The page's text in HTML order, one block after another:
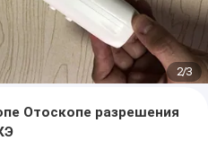
2/3
Отоскопе разрешения